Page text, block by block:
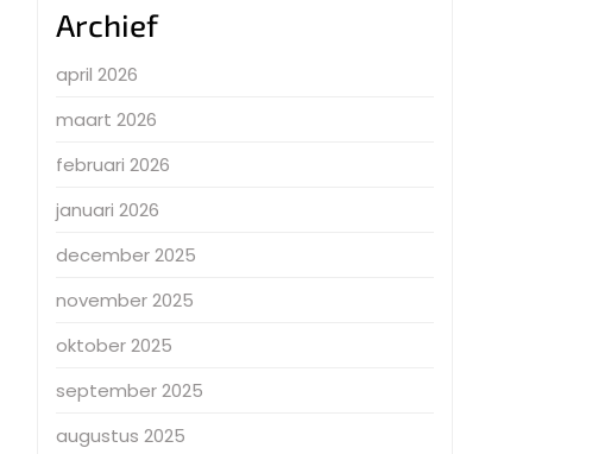
Archief
april 2026
maart 2026
februari 2026
januari 2026
december 2025
november 2025
oktober 2025
september 2025
augustus 2025